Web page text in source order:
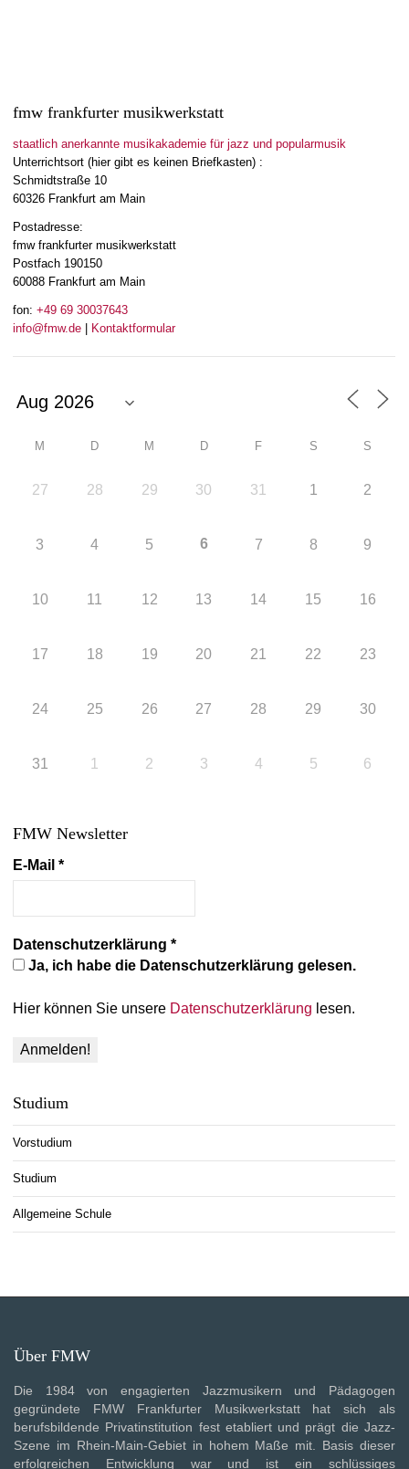
fmw frankfurter musikwerkstatt
staatlich anerkannte musikakademie für jazz und popularmusik
Unterrichtsort (hier gibt es keinen Briefkasten) :
Schmidtstraße 10
60326 Frankfurt am Main
Postadresse:
fmw frankfurter musikwerkstatt
Postfach 190150
60088 Frankfurt am Main
fon: +49 69 30037643
info@fmw.de
Kontaktformular
M D M D F S S
27 28 29 30 31 1 2
3 4 5 6 7 8 9
10 11 12 13 14 15 16
17 18 19 20 21 22 23
24 25 26 27 28 29 30
31 1 2 3 4 5 6
FMW Newsletter
E-Mail *
Datenschutzerklärung *
Ja, ich habe die Datenschutzerklärung gelesen.
Hier können Sie unsere Datenschutzerklärung lesen.
Studium
Vorstudium
Studium
Allgemeine Schule
Über FMW
Die 1984 von engagierten Jazzmusikern und Pädagogen
gegründete FMW Frankfurter Musikwerkstatt hat sich als
berufsbildende Privatinstitution fest etabliert und prägt die Jazz-
Szene im Rhein-Main-Gebiet in hohem Maße mit. Basis dieser
erfolgreichen Entwicklung war und ist ein schlüssiges